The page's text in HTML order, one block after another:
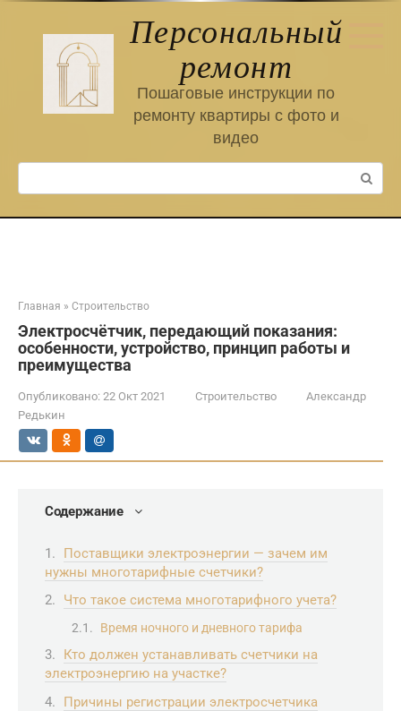
Персональный
ремонт
Пошаговые инструкции по
ремонту квартиры с фото и
видео
Поиск:
Главная » Строительство
Электросчётчик, передающий показания:
особенности, устройство, принцип работы и
преимущества
Опубликовано: 22 Окт 2021 Строительство
Александр
Редькин
Содержание
Поставщики электроэнергии — зачем им
нужны многотарифные счетчики?
Что такое система многотарифного учета?
Время ночного и дневного тарифа
Кто должен устанавливать счетчики на
электроэнергию на участке?
Причины регистрации электросчетчика